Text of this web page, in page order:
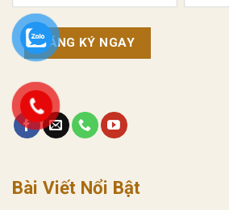
Bài Viết Nổi Bật